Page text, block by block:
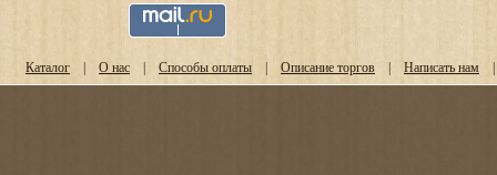
Каталог | О нас | Способы оплаты | Описание торгов | Написать нам |